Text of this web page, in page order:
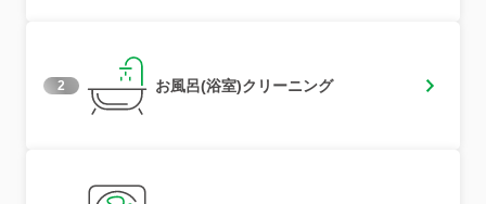
2 お風呂(浴室)クリーニング